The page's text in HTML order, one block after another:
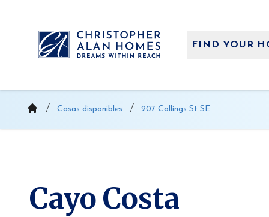
contenido
FIND YOUR
Casas disponibles 207 Collings St SE
Cayo Costa